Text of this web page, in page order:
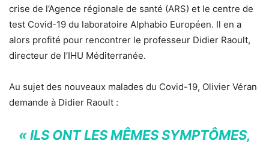
crise de l’Agence régionale de santé (ARS) et le centre de
test Covid-19 du laboratoire Alphabio Européen. Il en a
alors profité pour rencontrer le professeur Didier Raoult,
directeur de l’IHU Méditerranée.
Au sujet des nouveaux malades du Covid-19, Olivier Véran
demande à Didier Raoult :
« ILS ONT LES MÊMES SYMPTÔMES,